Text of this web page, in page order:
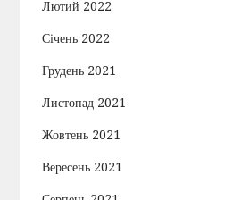
Лютий 2022
Січень 2022
Грудень 2021
Листопад 2021
Жовтень 2021
Вересень 2021